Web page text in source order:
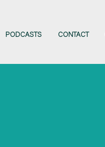
PODCASTS CONTACT